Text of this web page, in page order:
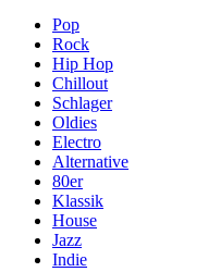
Pop
Rock
Hip Hop
Chillout
Schlager
Oldies
Electro
Alternative
80er
Klassik
House
Jazz
Indie